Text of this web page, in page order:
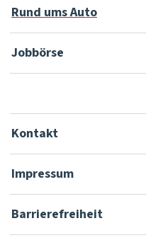
Rund ums Auto
Jobbörse
Kontakt
Impressum
Barrierefreiheit